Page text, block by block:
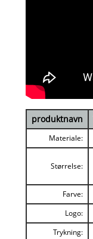
produktnavn
Materiale:
Størrelse:
Farve:
Logo:
Trykning: